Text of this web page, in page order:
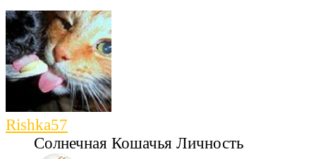
Rishka57
Солнечная Кошачья Личность